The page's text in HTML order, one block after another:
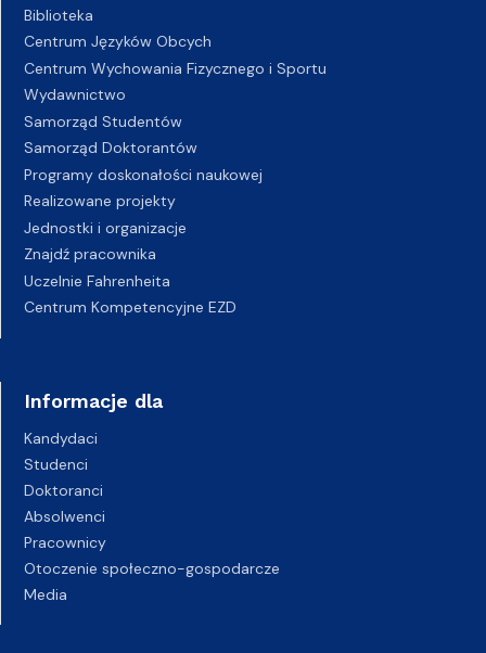
Biblioteka
Centrum Języków Obcych
Centrum Wychowania Fizycznego i Sportu
Wydawnictwo
Samorząd Studentów
Samorząd Doktorantów
Programy doskonałości naukowej
Realizowane projekty
Jednostki i organizacje
Znajdź pracownika
Uczelnie Fahrenheita
Centrum Kompetencyjne EZD
Informacje dla
Kandydaci
Studenci
Doktoranci
Absolwenci
Pracownicy
Otoczenie społeczno-gospodarcze
Media